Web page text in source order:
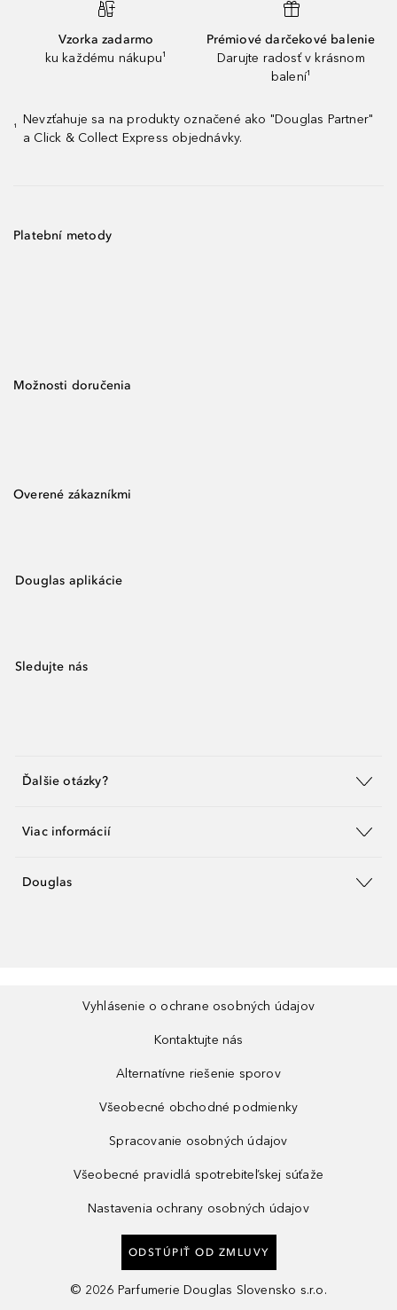
Vzorka zadarmo
ku každému nákupu¹
Prémiové darčekové balenie
Darujte radosť v krásnom
balení¹
¹
Nevzťahuje sa na produkty označené ako "Douglas Partner"
a Click & Collect Express objednávky.
Platební metody
Možnosti doručenia
Overené zákazníkmi
Douglas aplikácie
Sledujte nás
Ďalšie otázky?
Viac informácií
Douglas
Vyhlásenie o ochrane osobných údajov
Kontaktujte nás
Alternatívne riešenie sporov
Všeobecné obchodné podmienky
Spracovanie osobných údajov
Všeobecné pravidlá spotrebiteľskej súťaže
Nastavenia ochrany osobných údajov
ODSTÚPIŤ OD ZMLUVY
© 2026 Parfumerie Douglas Slovensko s.r.o.